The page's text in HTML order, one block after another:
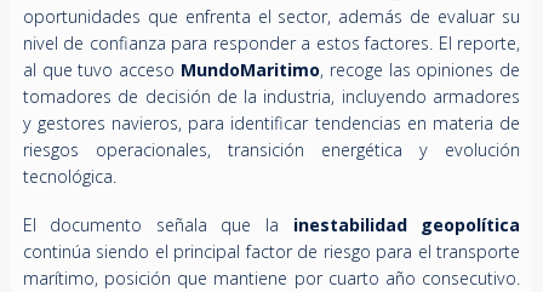
oportunidades que enfrenta el sector, además de evaluar su
nivel de confianza para responder a estos factores. El reporte,
al que tuvo acceso MundoMaritimo, recoge las opiniones de
tomadores de decisión de la industria, incluyendo armadores
y gestores navieros, para identificar tendencias en materia de
riesgos operacionales, transición energética y evolución
tecnológica.
El documento señala que la inestabilidad geopolítica
continúa siendo el principal factor de riesgo para el transporte
marítimo, posición que mantiene por cuarto año consecutivo.